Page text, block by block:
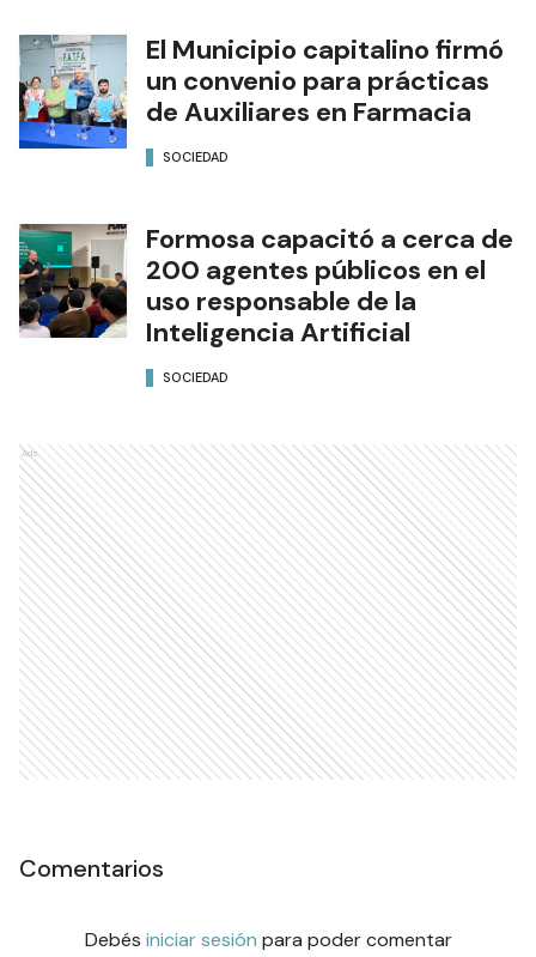
El Municipio capitalino firmó
un convenio para prácticas
de Auxiliares en Farmacia
SOCIEDAD
Formosa capacitó a cerca de
200 agentes públicos en el
uso responsable de la
Inteligencia Artificial
SOCIEDAD
Ads
Comentarios
Debés iniciar sesión para poder comentar